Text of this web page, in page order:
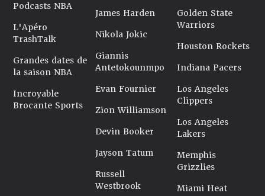
Podcasts NBA
L'Apéro
TrashTalk
Grandes dates de
la saison NBA
Incroyable
Brocante Sports
James Harden
Nikola Jokic
Giannis
Antetokounmpo
Evan Fournier
Zion Williamson
Devin Booker
Jayson Tatum
Russell
Westbrook
Golden State
Warriors
Houston Rockets
Indiana Pacers
Los Angeles
Clippers
Los Angeles
Lakers
Memphis
Grizzlies
Miami Heat